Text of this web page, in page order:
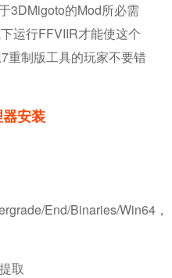
3DMigoto的mod所必需
运行FFVIIR才能使这个
重制版工具的玩家不要错
安装
End/Binaries/Win64，
取